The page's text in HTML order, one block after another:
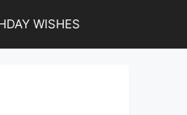
WISHES